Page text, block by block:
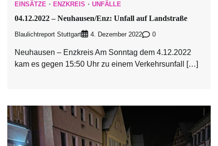
EINSÄTZE ENZKREIS UNFÄLLE
04.12.2022 – Neuhausen/Enz: Unfall auf Landstraße
Blaulichtreport Stuttgart 4. Dezember 2022 0
Neuhausen – Enzkreis Am Sonntag dem 4.12.2022
kam es gegen 15:50 Uhr zu einem Verkehrsunfall […]